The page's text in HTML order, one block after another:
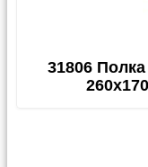
31806